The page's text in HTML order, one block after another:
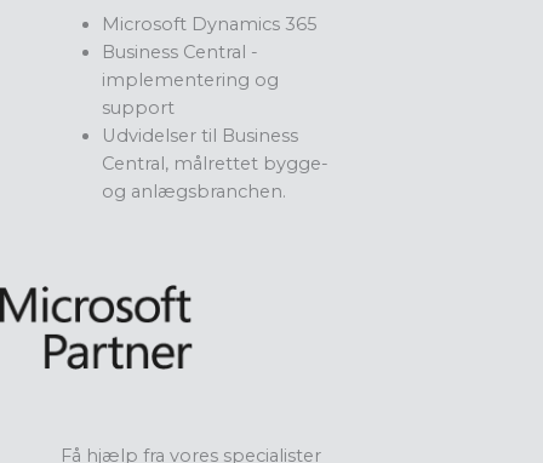
Microsoft Dynamics 365
Business Central -
implementering og
support
Udvidelser til Business
Central, målrettet bygge-
og anlægsbranchen.
Få hjælp fra vores specialister